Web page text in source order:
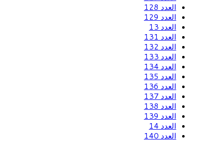
العدد 128
العدد 129
العدد 13
العدد 131
العدد 132
العدد 133
العدد 134
العدد 135
العدد 136
العدد 137
العدد 138
العدد 139
العدد 14
العدد 140